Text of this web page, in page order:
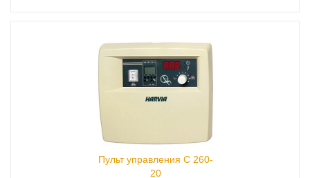
Пульт управления С 260-
20